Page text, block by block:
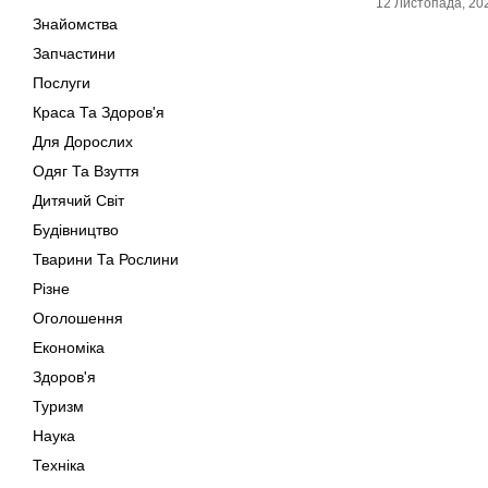
Знайомства
Запчастини
Послуги
Краса Та Здоров'я
Для Дорослих
Одяг Та Взуття
Дитячий Світ
Будівництво
Тварини Та Рослини
Різне
Оголошення
Економіка
Здоров'я
Туризм
Наука
Техніка
12 Листопада,